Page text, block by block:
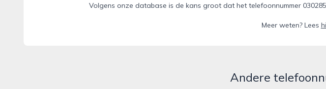
Volgens onze database is de kans groot dat het telefoonnummer
Meer weten? Lees
Andere